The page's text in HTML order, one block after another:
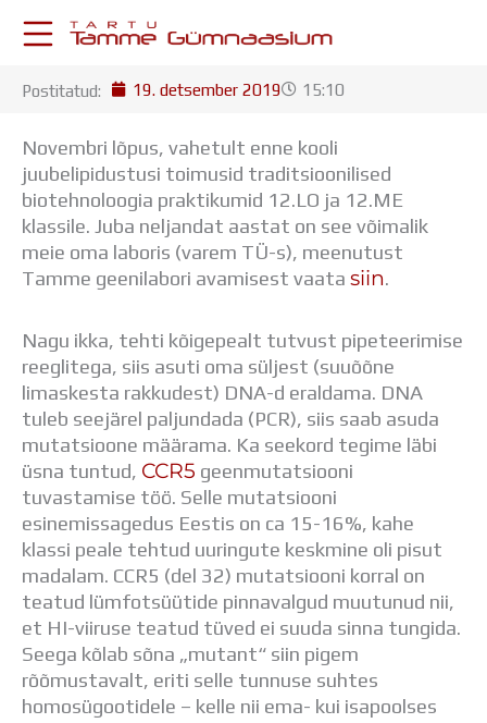
KESKKONNAD
Postkast
Drive
Tamme TV
Tamme Leht
Kooliraadio
Koorilaul
Tunniplaan
Aastaplaan
Õppekava
Ainepassid
Huviringid
Õpilastööd (UPT)
Distantsõpe
Kodukord
Projektid
ÜLDINFO
Sisseastumine
Meie kool
Dokumendid
Uudised
Lapsevanemale
Postitatud: 19. detsember 2019 15:10
Novembri lõpus, vahetult enne kooli
juubelipidustusi toimusid traditsioonilised
biotehnoloogia praktikumid 12.LO ja 12.ME
klassile. Juba neljandat aastat on see võimalik
meie oma laboris (varem TÜ-s), meenutust
Tamme geenilabori avamisest vaata siin.
Nagu ikka, tehti kõigepealt tutvust pipeteerimise
reeglitega, siis asuti oma süljest (suuõõne
limaskesta rakkudest) DNA-d eraldama. DNA
tuleb seejärel paljundada (PCR), siis saab asuda
mutatsioone määrama. Ka seekord tegime läbi
üsna tuntud, CCR5 geenmutatsiooni
tuvastamise töö. Selle mutatsiooni
esinemissagedus Eestis on ca 15-16%, kahe
klassi peale tehtud uuringute keskmine oli pisut
madalam. CCR5 (del 32) mutatsiooni korral on
teatud lümfotsüütide pinnavalgud muutunud nii,
et HI-viiruse teatud tüved ei suuda sinna tungida.
Seega kõlab sõna „mutant“ siin pigem
rõõmustavalt, eriti selle tunnuse suhtes
homosügootidele – kelle nii ema- kui isapoolses